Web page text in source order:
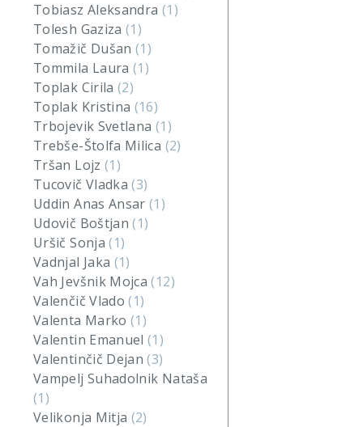
Tobiasz Aleksandra (1)
Tolesh Gaziza(1)
Tomažič Dušan(1)
Tommila Laura(1)
Toplak Cirila(2)
Toplak Kristina (16)
Trbojevik Svetlana (1)
Trebše-Štolfa Milica (2)
Tršan Lojz (1)
Tucovič Vladka(3)
Uddin Anas Ansar(1)
Udovič Boštjan(1)
Uršič Sonja(1)
Vadnjal Jaka (1)
Vah Jevšnik Mojca(12)
Valenčič Vlado(1)
Valenta Marko(1)
Valentin Emanuel(1)
Valentinčič Dejan(3)
Vampelj Suhadolnik Nataša
(1)
Velikonja Mitja (2)